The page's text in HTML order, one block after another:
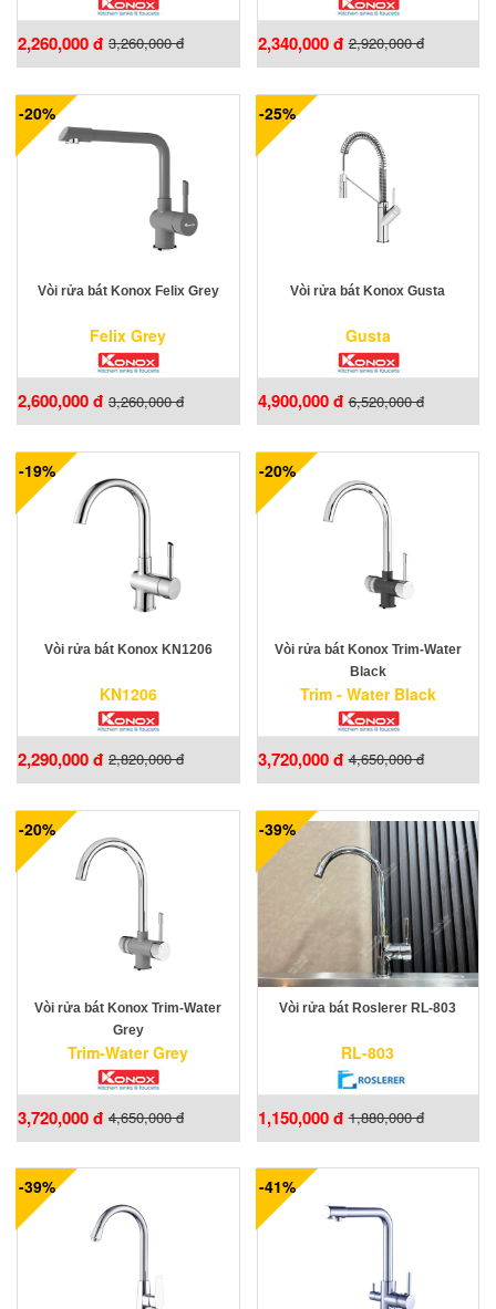
2,260,000 đ 3,260,000 đ 2,340,000 đ 2,920,000 đ
-20%
Vòi rửa bát Konox Felix Grey
Felix Grey
2,600,000 đ 3,260,000 đ
-25%
Vòi rửa bát Konox Gusta
Gusta
4,900,000 đ 6,520,000 đ
-19%
Vòi rửa bát Konox KN1206
KN1206
2,290,000 đ 2,820,000 đ
-20%
Vòi rửa bát Konox Trim-Water
Black
Trim - Water Black
3,720,000 đ 4,650,000 đ
-20%
Vòi rửa bát Konox Trim-Water
Grey
Trim-Water Grey
3,720,000 đ 4,650,000 đ
-39%
Vòi rửa bát Roslerer RL-803
RL-803
1,150,000 đ 1,880,000 đ
-39% -41%